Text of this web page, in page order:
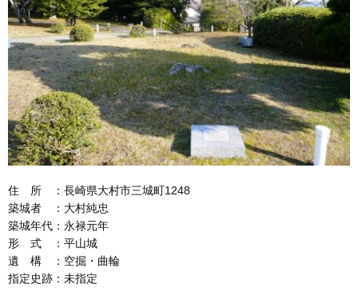
住 所 ：長崎県大村市三城町1248
築城者 ：大村純忠
築城年代：永禄元年
形 式 ：平山城
遺 構 ：空掘・曲輪
指定史跡：未指定